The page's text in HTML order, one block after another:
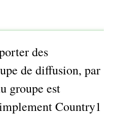
des
de diffusion, par
groupe est
Country1